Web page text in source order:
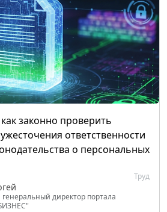
законно проверить
ответственности
о персональных
Труд
директор портала